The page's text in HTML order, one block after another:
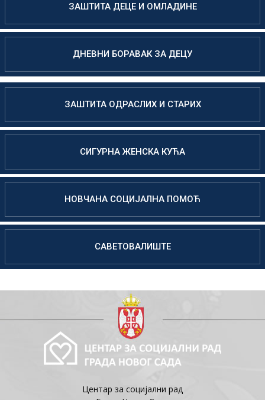
ЗАШТИТА ДЕЦЕ И ОМЛАДИНЕ
ДНЕВНИ БОРАВАК ЗА ДЕЦУ
ЗАШТИТА ОДРАСЛИХ И СТАРИХ
СИГУРНА ЖЕНСКА КУЋА
НОВЧАНА СОЦИЈАЛНА ПОМОЋ
САВЕТОВАЛИШТЕ
Центар за социјални рад